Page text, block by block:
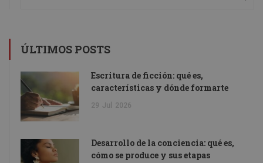
ÚLTIMOS POSTS
Escritura de ficción: qué es,
características y dónde formarte
29 Jul 2026
Desarrollo de la conciencia: qué es,
cómo se produce y sus etapas